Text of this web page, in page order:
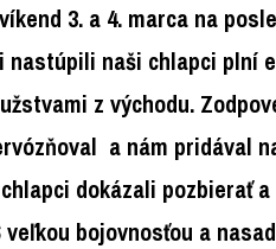
3. a 4. marca na
naši chlapci plní
z východu.
a nám pridával
dokázali
bojovnosťou a